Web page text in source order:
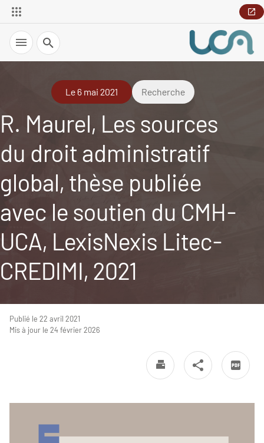
Recherche
Le 6 mai 2021 Recherche
R. Maurel, Les sources
du droit administratif
global, thèse publiée
avec le soutien du CMH-
UCA, LexisNexis Litec-
CREDIMI, 2021
Publié le 22 avril 2021
Mis à jour le 24 février 2026